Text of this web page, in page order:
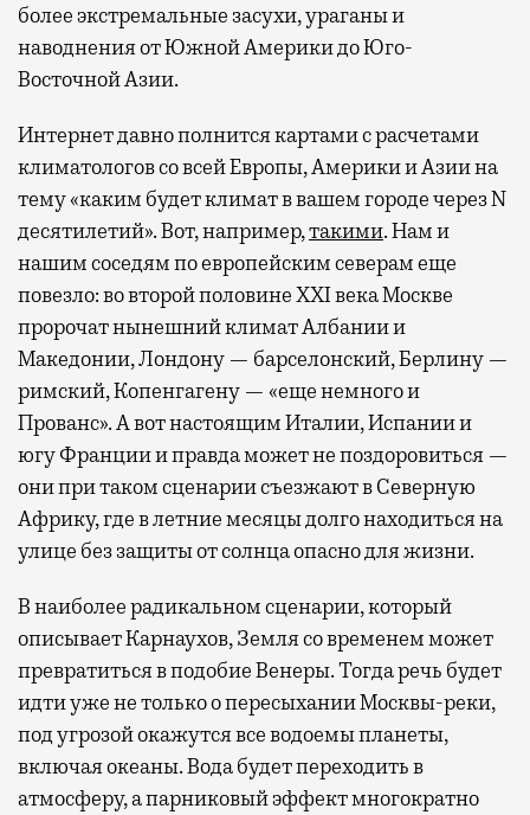
более экстремальные засухи, ураганы и
наводнения от Южной Америки до Юго-
Восточной Азии.
Интернет давно полнится картами с расчетами
климатологов со всей Европы, Америки и Азии на
тему «каким будет климат в вашем городе через N
десятилетий». Вот, например,такими. Нам и
нашим соседям по европейским северам еще
повезло: во второй половине XXI века Москве
пророчат нынешний климат Албании и
Македонии, Лондону — барселонский, Берлину —
римский, Копенгагену — «еще немного и
Прованс». А вот настоящим Италии, Испании и
югу Франции и правда может не поздоровиться —
они при таком сценарии съезжают в Северную
Африку, где в летние месяцы долго находиться на
улице без защиты от солнца опасно для жизни.
В наиболее радикальном сценарии, который
описывает Карнаухов, Земля со временем может
превратиться в подобие Венеры. Тогда речь будет
идти уже не только о пересыхании Москвы-реки,
под угрозой окажутся все водоемы планеты,
включая океаны. Вода будет переходить в
атмосферу, а парниковый эффект многократно